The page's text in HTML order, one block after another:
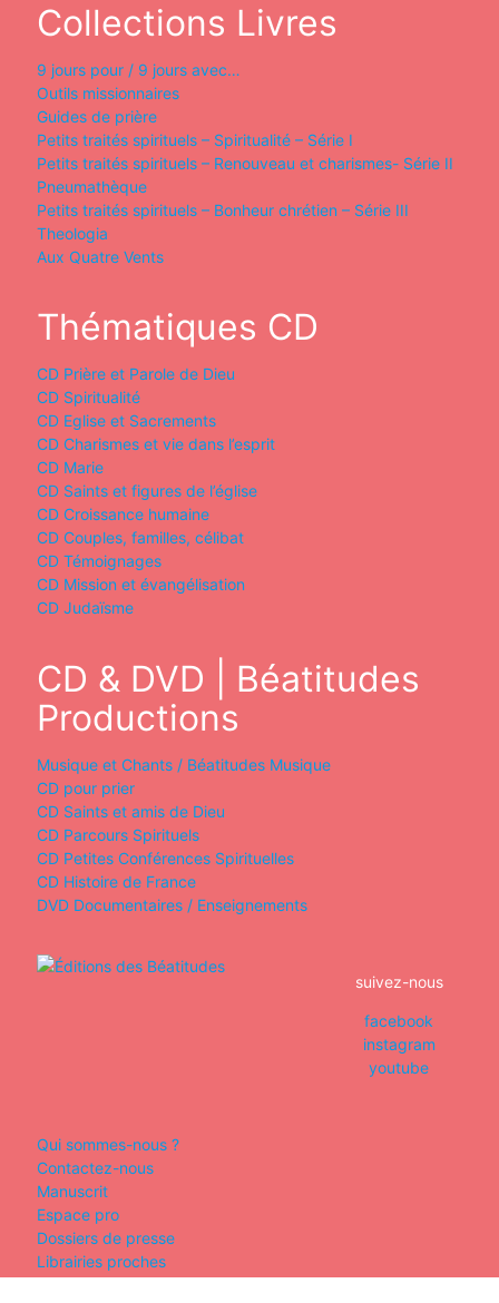
Collections Livres
9 jours pour / 9 jours avec…
Outils missionnaires
Guides de prière
Petits traités spirituels – Spiritualité – Série I
Petits traités spirituels – Renouveau et charismes- Série II
Pneumathèque
Petits traités spirituels – Bonheur chrétien – Série III
Theologia
Aux Quatre Vents
Thématiques CD
CD Prière et Parole de Dieu
CD Spiritualité
CD Eglise et Sacrements
CD Charismes et vie dans l’esprit
CD Marie
CD Saints et figures de l’église
CD Croissance humaine
CD Couples, familles, célibat
CD Témoignages
CD Mission et évangélisation
CD Judaïsme
CD & DVD | Béatitudes
Productions
Musique et Chants / Béatitudes Musique
CD pour prier
CD Saints et amis de Dieu
CD Parcours Spirituels
CD Petites Conférences Spirituelles
CD Histoire de France
DVD Documentaires / Enseignements
suivez-nous
facebook
instagram
youtube
Qui sommes-nous ?
Contactez-nous
Manuscrit
Espace pro
Dossiers de presse
Librairies proches